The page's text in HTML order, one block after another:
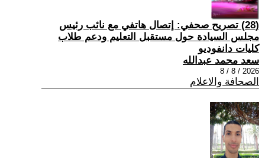
(28) تصريح صحفي: إتصال هاتفي مع نائب رئيس
مجلس السيادة حول مستقبل التعليم ودعم طلاب
كليات دانفوديو
سعد محمد عبدالله
2026 / 8 / 8
الصحافة والاعلام